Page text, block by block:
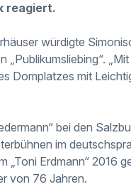
reagiert.
würdigte
„Publikumsliebing“.
Domplatzes mit
bei den
im
„Toni Erdmann“ 2016
von 76 Jahren.